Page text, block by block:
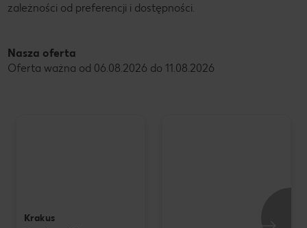
zależności od preferencji i dostępności.
Nasza oferta
Oferta ważna od 06.08.2026 do 11.08.2026
Krakus